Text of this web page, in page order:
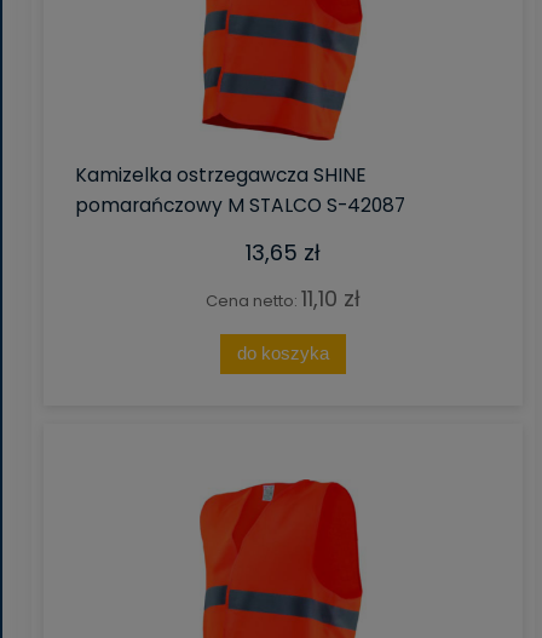
Kamizelka ostrzegawcza SHINE
pomarańczowy M STALCO S-42087
13,65 zł
Cena netto: 11,10 zł
do koszyka